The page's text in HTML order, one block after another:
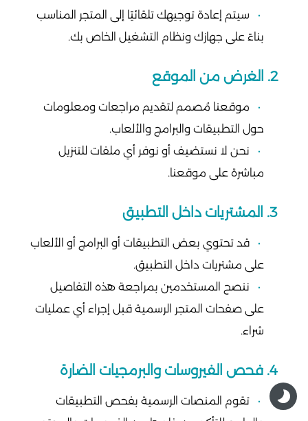
سيتم إعادة توجيهك تلقائيًا إلى المتجر المناسب
بناءً على جهازك ونظام التشغيل الخاص بك.
2. الغرض من الموقع
موقعنا مُصمم لتقديم مراجعات ومعلومات
حول التطبيقات والبرامج والألعاب.
نحن لا نستضيف أو نوفر أي ملفات للتنزيل
مباشرة على موقعنا.
3. المشتريات داخل التطبيق
قد تحتوي بعض التطبيقات أو البرامج أو الألعاب
على مشتريات داخل التطبيق.
ننصح المستخدمين بمراجعة هذه التفاصيل
على صفحات المتجر الرسمية قبل إجراء أي عمليات
شراء.
4. فحص الفيروسات والبرمجيات الضارة
تقوم المنصات الرسمية بفحص التطبيقات